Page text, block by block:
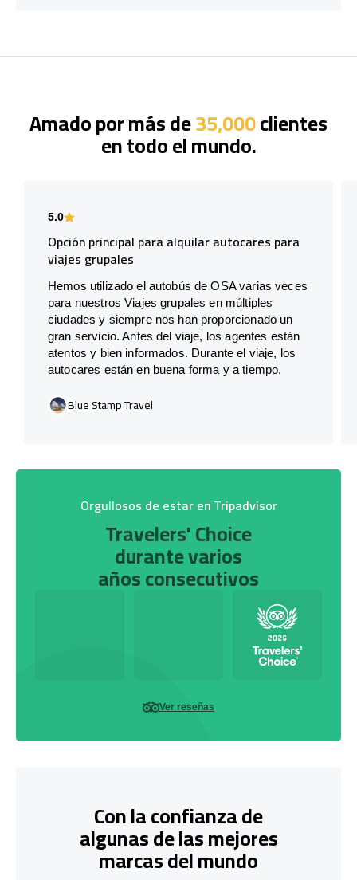
Amado por más de35,000clientes
en todo el mundo.
5.0
Opción principal para alquilar autocares para
viajes grupales
Hemos utilizado el autobús de OSA varias veces
para nuestros Viajes grupales en múltiples
ciudades y siempre nos han proporcionado un
gran servicio. Antes del viaje, los agentes están
atentos y bien informados. Durante el viaje, los
autocares están en buena forma y a tiempo.
Blue Stamp Travel
Orgullosos de estar en Tripadvisor
Travelers' Choice
durante varios
años consecutivos
Ver reseñas
Con la confianza de
algunas de las mejores
marcas del mundo